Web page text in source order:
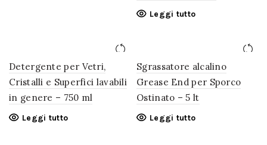
Leggi tutto
Detergente per Vetri,
Cristalli e Superfici lavabili
in genere – 750 ml
Leggi tutto
Sgrassatore alcalino
Grease End per Sporco
Ostinato – 5 lt
Leggi tutto